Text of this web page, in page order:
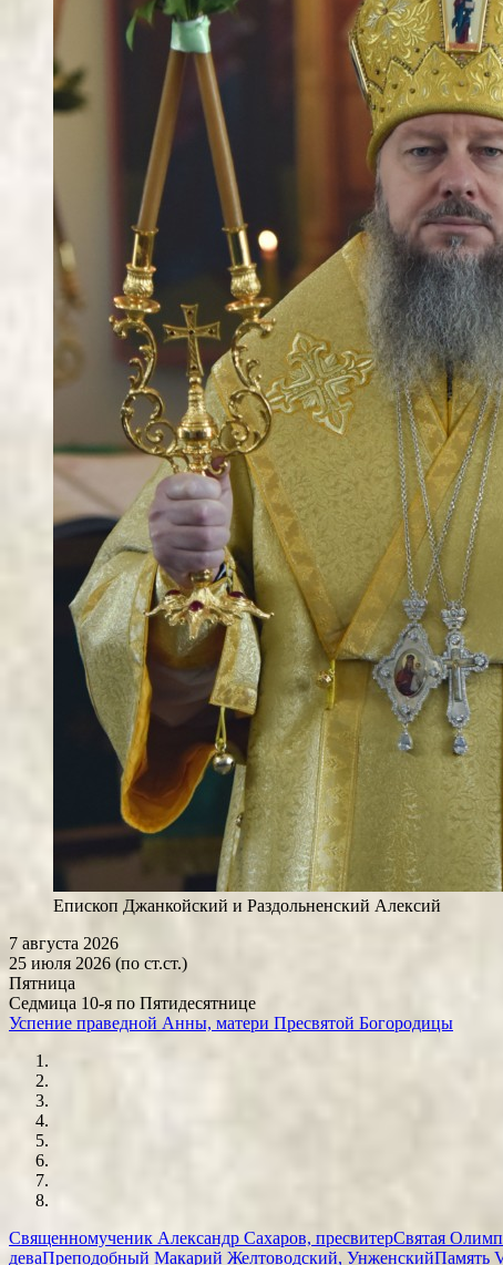
Епископ Джанкойский и Раздольненский Алексий
7 августа 2026
25 июля 2026 (по ст.ст.)
Пятница
Седмица 10-я по Пятидесятнице
Успение праведной Анны, матери Пресвятой Богородицы
Священномученик Александр Сахаров, пресвитерСвятая
деваПреподобный Макарий Желтоводский, УнженскийПамять